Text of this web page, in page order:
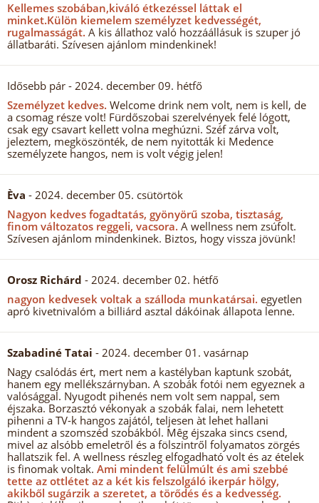
Kellemes szobában,kiváló étkezéssel láttak el
minket.Külön kiemelem személyzet kedvességét,
rugalmasságát. A kis állathoz való hozzáállásuk is szuper jó
állatbaráti. Szívesen ajánlom mindenkinek!
Idősebb pár - 2024. december 09. hétfő
Személyzet kedves. Welcome drink nem volt, nem is kell, de
a csomag része volt! Fürdőszobai szerelvények felé lógott,
csak egy csavart kellett volna meghúzni. Széf zárva volt,
jeleztem, megköszönték, de nem nyitották ki Medence
személyzete hangos, nem is volt végig jelen!
Èva - 2024. december 05. csütörtök
Nagyon kedves fogadtatás, gyönyörű szoba, tisztaság,
finom változatos reggeli, vacsora. A wellness nem zsúfolt.
Szívesen ajánlom mindenkinek. Biztos, hogy vissza jövünk!
Orosz Richárd - 2024. december 02. hétfő
nagyon kedvesek voltak a szálloda munkatársai. egyetlen
apró kivetnivalóm a billiárd asztal dákóinak állapota lenne.
Szabadiné Tatai - 2024. december 01. vasárnap
Nagy csalódás ért, mert nem a kastélyban kaptunk szobát,
hanem egy mellékszárnyban. A szobák fotói nem egyeznek a
valósággal. Nyugodt pihenés nem volt sem nappal, sem
éjszaka. Borzasztó vékonyak a szobák falai, nem lehetett
pihenni a TV-k hangos zajától, teljesen àt lehet hallani
mindent a szomszéd szobákból. Mêg éjszaka sincs csend,
mivel az alsóbb emeletről és a fölszintről folyamatos zörgés
hallatszik fel. A wellness részleg elfogadható volt és az ételek
is finomak voltak. Ami mindent felülmúlt és ami szebbé
tette az ottlétet az a két kis felszolgáló ikerpár hölgy,
akikből sugárzik a szeretet, a törődés és a kedvesség.